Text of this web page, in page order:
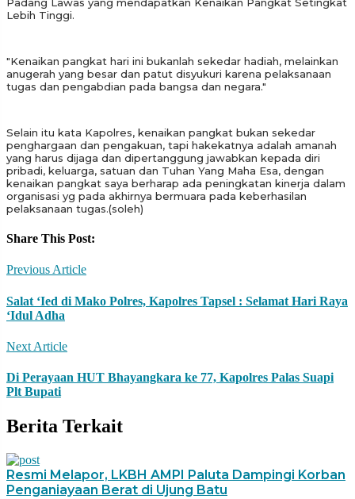
Lebih Tinggi.
"Kenaikan pangkat hari ini bukanlah sekedar hadiah, melainkan
anugerah yang besar dan patut disyukuri karena pelaksanaan
tugas dan pengabdian pada bangsa dan negara."
Selain itu kata Kapolres, kenaikan pangkat bukan sekedar
penghargaan dan pengakuan, tapi hakekatnya adalah amanah
yang harus dijaga dan dipertanggung jawabkan kepada diri
pribadi, keluarga, satuan dan Tuhan Yang Maha Esa, dengan
kenaikan pangkat saya berharap ada peningkatan kinerja dalam
organisasi yg pada akhirnya bermuara pada keberhasilan
pelaksanaan tugas.(soleh)
Share This Post:
Previous Article
Salat ‘Ied di Mako Polres, Kapolres Tapsel : Selamat Hari Raya
‘Idul Adha
Next Article
Di Perayaan HUT Bhayangkara ke 77, Kapolres Palas Suapi
Plt Bupati
Berita Terkait
Resmi Melapor, LKBH AMPI Paluta Dampingi Korban
Penganiayaan Berat di Ujung Batu